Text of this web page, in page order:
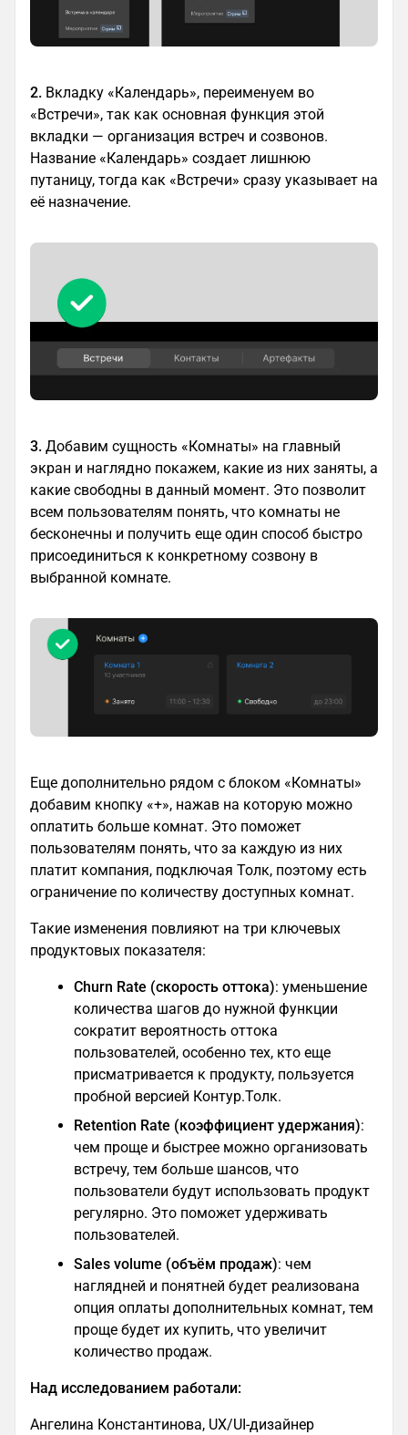
2. Вкладку «Календарь», переименуем во
«Встречи», так как основная функция этой
вкладки — организация встреч и созвонов.
Название «Календарь» создает лишнюю
путаницу, тогда как «Встречи» сразу указывает на
её назначение.
3. Добавим сущность «Комнаты» на главный
экран и наглядно покажем, какие из них заняты, а
какие свободны в данный момент. Это позволит
всем пользователям понять, что комнаты не
бесконечны и получить еще один способ быстро
присоединиться к конкретному созвону в
выбранной комнате.
Еще дополнительно рядом с блоком «Комнаты»
добавим кнопку «+», нажав на которую можно
оплатить больше комнат. Это поможет
пользователям понять, что за каждую из них
платит компания, подключая Толк, поэтому есть
ограничение по количеству доступных комнат.
Такие изменения повлияют на три ключевых
продуктовых показателя:
Churn Rate (скорость оттока): уменьшение
количества шагов до нужной функции
сократит вероятность оттока
пользователей, особенно тех, кто еще
присматривается к продукту, пользуется
пробной версией Контур.Толк.
Retention Rate (коэффициент удержания):
чем проще и быстрее можно организовать
встречу, тем больше шансов, что
пользователи будут использовать продукт
регулярно. Это поможет удерживать
пользователей.
Sales volume (объём продаж): чем
наглядней и понятней будет реализована
опция оплаты дополнительных комнат, тем
проще будет их купить, что увеличит
количество продаж.
Над исследованием работали:
Ангелина Константинова, UX/UI-дизайнер